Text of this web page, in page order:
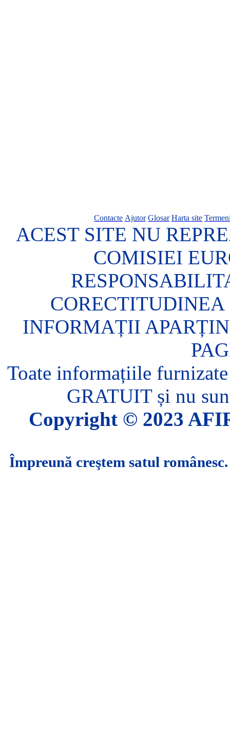
Contacte Ajutor Glosar Harta site
ACEST SITE NU
COMISIEI
CORECTITUDINEA
INFORMAȚII
Toate informațiile
GRATUIT și nu
Copyright © 2023
Împreună creştem satul românesc.